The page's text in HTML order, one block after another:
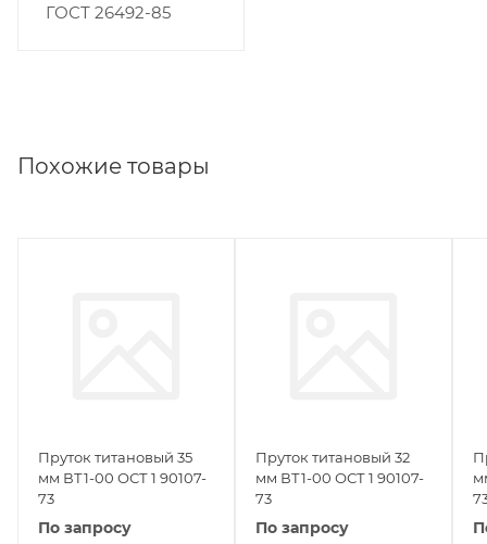
ГОСТ 26492-85
Похожие товары
Пруток титановый 35
мм ВТ1-00 ОСТ 1 90107-
73
По запросу
Пруток титановый 32
мм ВТ1-00 ОСТ 1 90107-
73
По запросу